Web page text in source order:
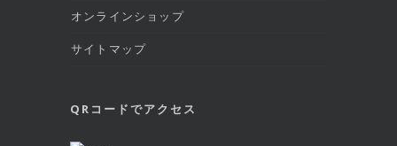
オンラインショップ
サイトマップ
QRコードでアクセス